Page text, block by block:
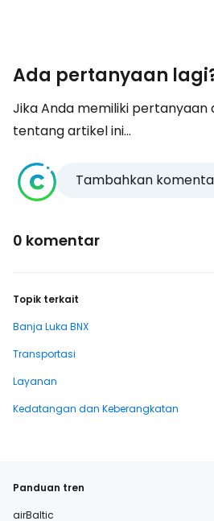
Ada pertanyaan
Jika Anda memiliki
tentang artikel ini...
Tambahkan
0 komentar
Topik terkait
Banja Luka BNX
Transportasi
Layanan
Kedatangan dan Keberangkatan
Panduan tren
airBaltic